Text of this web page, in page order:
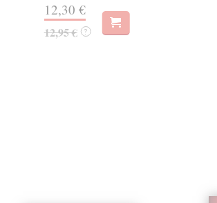
12,30 €
12,95 € ?